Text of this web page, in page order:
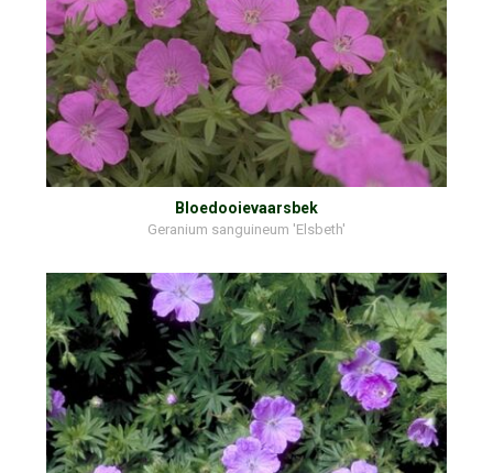
Bloedooievaarsbek
Geranium sanguineum 'Elsbeth'